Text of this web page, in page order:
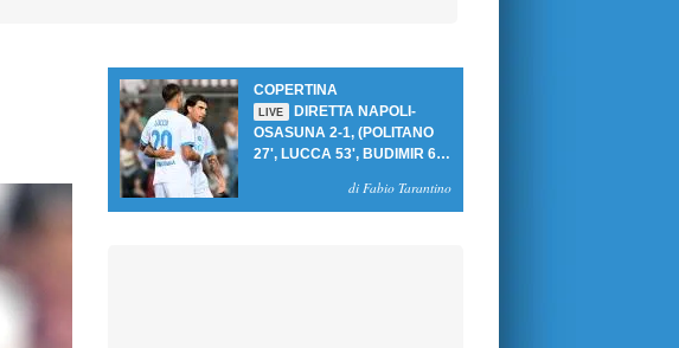
COPERTINA
LIVE
DIRETTA NAPOLI-
OSASUNA 2-1, (POLITANO
27', LUCCA 53', BUDIMIR 69'
PER PRIMA VITTORIA AL
di Fabio Tarantino